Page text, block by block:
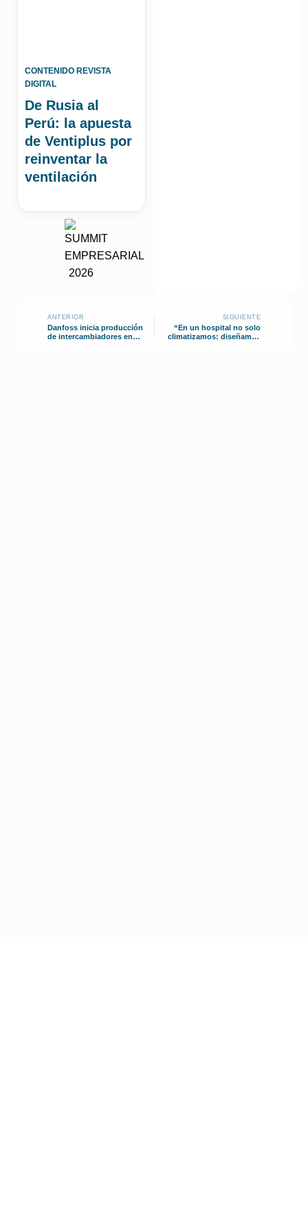
CONTENIDO REVISTA
DIGITAL
De Rusia al
Perú: la apuesta
de Ventiplus por
reinventar la
ventilación
ANTERIOR
Danfoss inicia producción
de intercambiadores en
SIGUIENTE
“En un hospital no solo
climatizamos: diseñamos